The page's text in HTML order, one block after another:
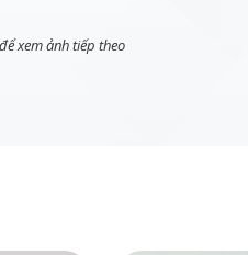
xem ảnh tiếp theo